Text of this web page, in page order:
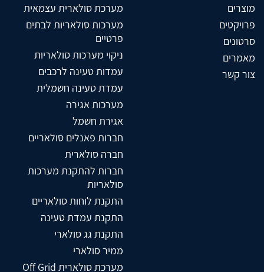
מוצרים
פרויקטים
סרטונים
מאמרים
צור קשר
מערכת סולארית עצמאית
מערכות סולאריות לבתים
פרטיים
ניקוי מערכות סולאריות
עמדות טעינה לרכבים
עמדת טעינה חשמלית
מערכות אגירה
אגירת חשמל
חברות פאנלים סולאריים
חברה סולארית
חברות להתקנת מערכות
סולאריות
התקנת לוחות סולאריים
התקנת עמדת טעינה
התקנת גג סולארי
ממיר סולארי
מערכת סולארית Off Grid